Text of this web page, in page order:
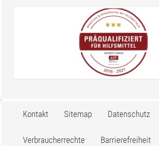
Kontakt Sitemap Datenschutz
Verbraucherrechte Barrierefreiheit